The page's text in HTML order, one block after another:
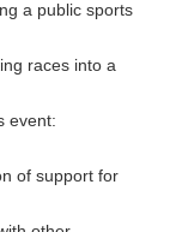
a public sports
races into a
event:
of support for